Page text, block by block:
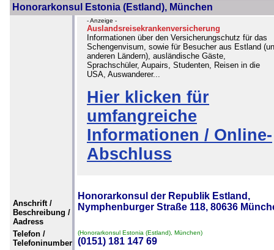
Honorarkonsul Estonia (Estland), München
- Anzeige -
Auslandsreisekrankenversicherung
Informationen über den Versicherungschutz für das
Schengenvisum, sowie für Besucher aus Estland
anderen Ländern), ausländische Gäste,
Sprachschüler, Aupairs, Studenten, Reisen in die
USA, Auswanderer...
Hier klicken für
umfangreiche
Informationen / Online-
Abschluss
Anschrift /
Beschreibung /
Aadress
Honorarkonsul der Republik Estland,
Nymphenburger Straße 118, 80636
Telefon /
Telefoninumber
(Honorarkonsul Estonia (Estland), München)
(0151) 181 147 69